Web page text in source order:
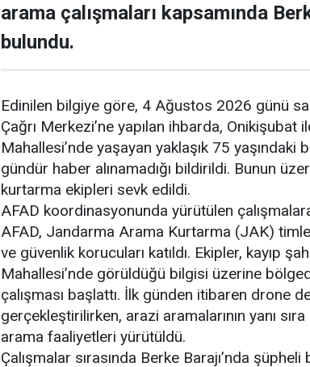
arama çalışmaları kapsamında
bulundu.
Edinilen bilgiye göre, 4 Ağustos 2026 günü
Çağrı Merkezi’ne yapılan ihbarda, Onikişubat
Mahallesi’nde yaşayan yaklaşık 75 yaşındaki
gündür haber alınamadığı bildirildi. Bunun
kurtarma ekipleri sevk edildi.
AFAD koordinasyonunda yürütülen
AFAD, Jandarma Arama Kurtarma (JAK)
ve güvenlik korucuları katıldı. Ekipler, kayıp
Mahallesi’nde görüldüğü bilgisi üzerine
çalışması başlattı. İlk günden itibaren drone
gerçekleştirilirken, arazi aramalarının yanı
arama faaliyetleri yürütüldü.
Çalışmalar sırasında Berke Barajı’nda